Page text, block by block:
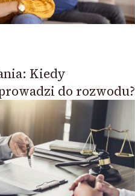
Kiedy
do rozwodu?